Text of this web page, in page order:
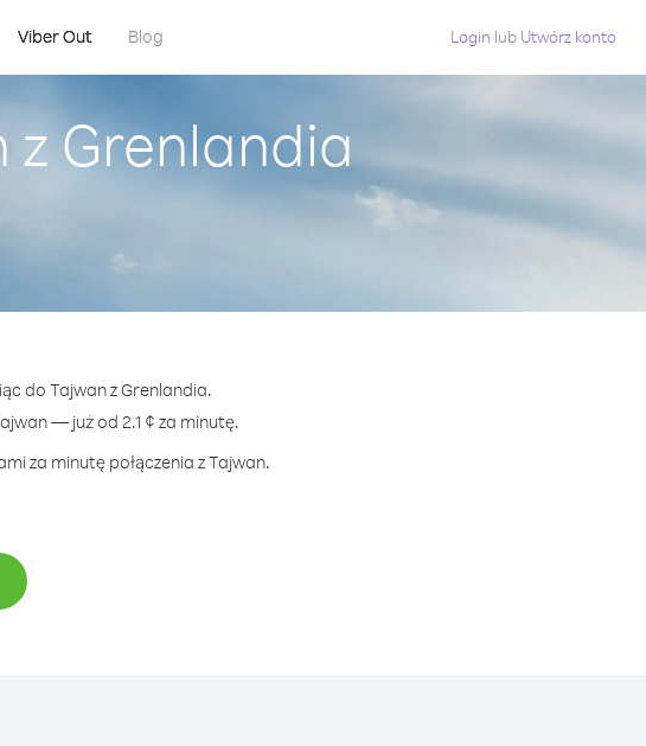
Viber Out Blog Login lub Utwórz konto
Grenlandia
do Tajwan z Grenlandia.
— już od 2.1 ¢ za minutę.
za minutę połączenia z Tajwan.